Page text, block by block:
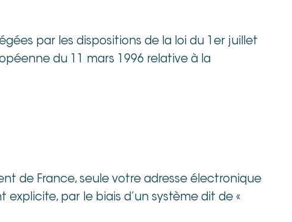
par les dispositions de la loi du 1er juillet
du 11 mars 1996 relative à la
de France, seule votre adresse électronique
par le biais d’un système dit de «